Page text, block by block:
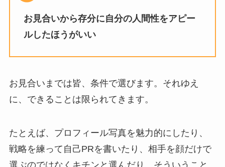
お見合いから存分に自分の人間性をアピー
ルしたほうがいい
お見合いまでは皆、条件で選びます。それゆえ
に、できることは限られてきます。
たとえば、プロフィール写真を魅力的にしたり、
戦略を練って自己PRを書いたり、相手を顔だけで